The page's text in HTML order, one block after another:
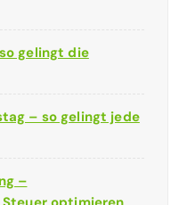
gelingt die
– so gelingt jede
–